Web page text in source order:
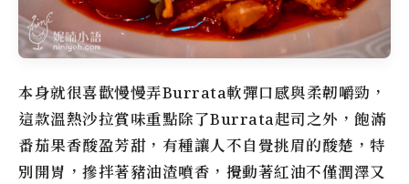
本身就很喜歡慢慢弄Burrata軟彈口感與柔韌嚼勁，
這款溫熱沙拉賞味重點除了Burrata起司之外，飽滿
番茄果香酸盈芳甜，有種讓人不自覺挑眉的酸楚，特
別開胃，摻拌著豬油渣噴香，攪動著紅油不僅潤澤又